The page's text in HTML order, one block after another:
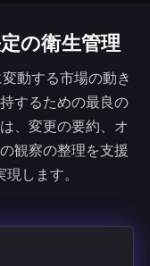
の衛生管理
動する市場の動き
するための最良の
、変更の要約、オ
観察の整理を支援
します。